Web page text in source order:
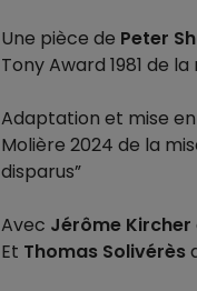
Une pièce de Peter
Tony Award 1981 de
Adaptation et mise
Molière 2024 de la
disparus”
Avec Jérôme Kircher
Et Thomas Solivérès